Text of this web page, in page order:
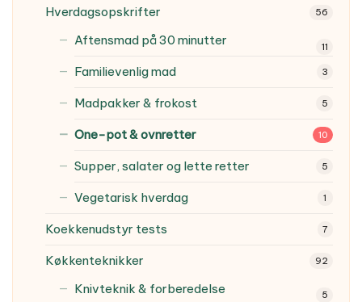
Hverdagsopskrifter 56
Aftensmad på 30 minutter 11
Familievenlig mad 3
Madpakker & frokost 5
One-pot & ovnretter 10
Supper, salater og lette retter 5
Vegetarisk hverdag 1
Koekkenudstyr tests 7
Køkkenteknikker 92
Knivteknik & forberedelse 5